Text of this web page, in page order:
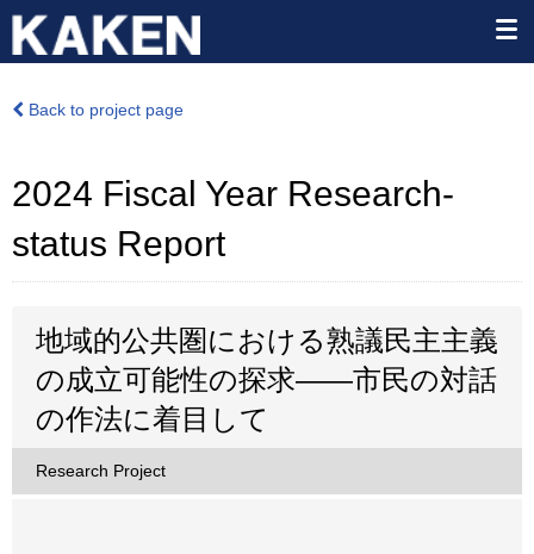
Back to project page
2024 Fiscal Year Research-
status Report
地域的公共圏における熟議民主主義
の成立可能性の探求――市民の対話
の作法に着目して
Research Project